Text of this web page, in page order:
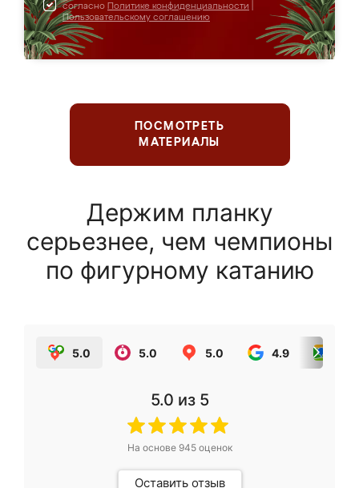
согласно Политике конфиденциальности
Пользовательскому соглашению
ПОСМОТРЕТЬ
МАТЕРИАЛЫ
Держим планку
серьезнее, чем чемпионы
по фигурному катанию
5.0 5.0 5.0 4.9
5.0 из 5
На основе 945оценок
Оставить отзыв